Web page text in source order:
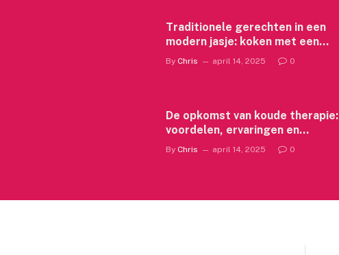
Traditionele gerechten in een
modern jasje: koken met een
eigentijdse twist
By Chris april 14, 2025 0
De opkomst van koude therapie:
voordelen, ervaringen en
veiligheidstips
By Chris april 14, 2025 0